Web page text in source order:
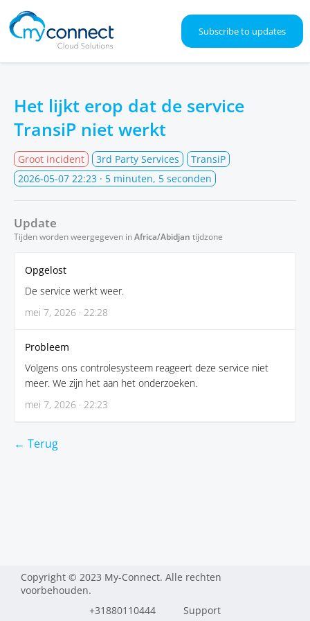
Subscribe to updates
Het lijkt erop dat de service
TransiP niet werkt
Groot incident 3rd Party Services
TransiP
2026-05-07 22:23 · 5 minuten, 5 seconden
Update
Tijden worden weergegeven inAfrica/Abidjan tijdzone
Opgelost
De service werkt weer.
mei 7, 2026 · 22:28
Probleem
Volgens ons controlesysteem reageert deze service niet
meer. We zijn het aan het onderzoeken.
mei 7, 2026 · 22:23
← Terug
Copyright © 2023 My-Connect. Alle rechten
voorbehouden.
+31880110444
Support